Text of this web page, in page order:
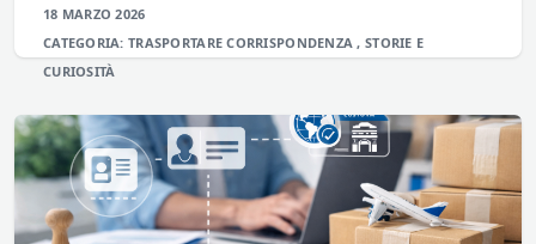
18 MARZO 2026
CATEGORIA:TRASPORTARECORRISPONDENZA,STORIE E
CURIOSITÀ